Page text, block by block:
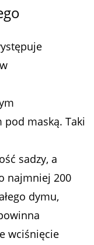
maską. Taki
sadzy, a
najmniej 200
dymu,
wciśnięcie